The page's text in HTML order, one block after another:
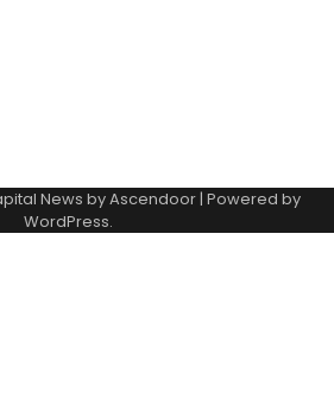
News byAscendoor| Powered by
WordPress.